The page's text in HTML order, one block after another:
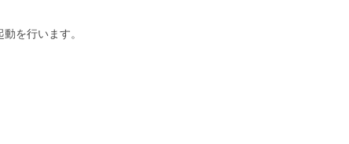
を行います。